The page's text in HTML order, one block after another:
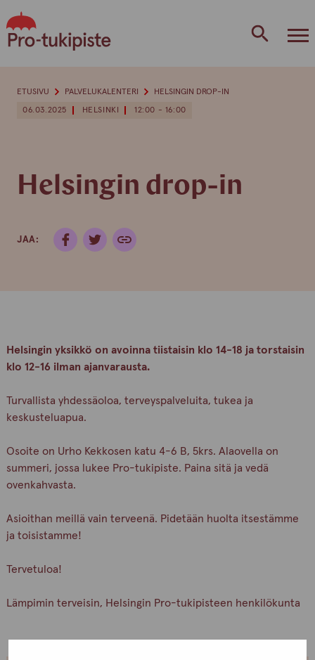
to
content
06.03.2025 HELSINKI 12:00 - 16:00
Helsingin drop-in
JAA:
ETUSIVU PALVELUKALENTERI HELSINGIN DROP-IN
Helsingin yksikkö on avoinna tiistaisin klo 14-18 ja torstaisin
klo 12-16 ilman ajanvarausta.
Turvallista yhdessäoloa, terveyspalveluita, tukea ja
keskusteluapua.
Osoite on Urho Kekkosen katu 4-6 B, 5krs. Alaovella on
summeri, jossa lukee Pro-tukipiste. Paina sitä ja vedä
ovenkahvasta.
Asioithan meillä vain terveenä. Pidetään huolta itsestämme
ja toisistamme!
Tervetuloa!
Lämpimin terveisin, Helsingin Pro-tukipisteen henkilökunta